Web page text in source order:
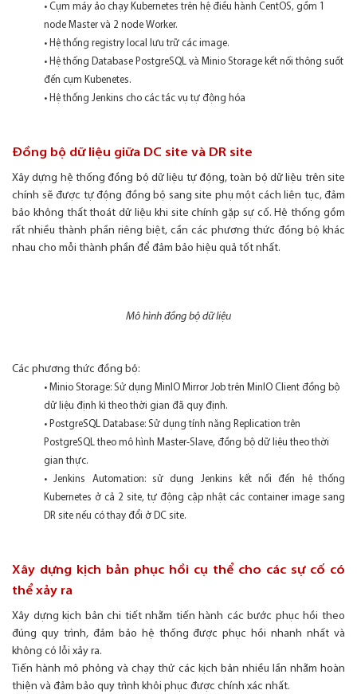
• Cụm máy ảo chạy Kubernetes trên hệ điều hành CentOS, gồm 1
node Master và 2 node Worker.
• Hệ thống registry local lưu trữ các image.
• Hệ thống Database PostgreSQL và Minio Storage kết nối thông suốt
đến cụm Kubenetes.
• Hệ thống Jenkins cho các tác vụ tự động hóa
Đồng bộ dữ liệu giữa DC site và DR site
Xây dựng hệ thống đồng bộ dữ liệu tự động, toàn bộ dữ liệu trên site
chính sẽ được tự động đồng bộ sang site phụ một cách liên tục, đảm
bảo không thất thoát dữ liệu khi site chính gặp sự cố. Hệ thống gồm
rất nhiều thành phần riêng biệt, cần các phương thức đồng bộ khác
nhau cho mỗi thành phần để đảm bảo hiệu quả tốt nhất.
Mô hình đồng bộ dữ liệu
Các phương thức đồng bộ:
• Minio Storage: Sử dụng MinIO Mirror Job trên MinIO Client đồng bộ
dữ liệu định kì theo thời gian đã quy định.
• PostgreSQL Database: Sử dụng tính năng Replication trên
PostgreSQL theo mô hình Master-Slave, đồng bộ dữ liệu theo thời
gian thực.
• Jenkins Automation: sử dụng Jenkins kết nối đến hệ thống
Kubernetes ở cả 2 site, tự động cập nhật các container image sang
DR site nếu có thay đổi ở DC site.
Xây dựng kịch bản phục hồi cụ thể cho các sự cố có
thể xảy ra
Xây dựng kịch bản chi tiết nhằm tiến hành các bước phục hồi theo
đúng quy trình, đảm bảo hệ thống được phục hồi nhanh nhất và
không có lỗi xảy ra.
Tiến hành mô phỏng và chạy thử các kịch bản nhiều lần nhằm hoàn
thiện và đảm bảo quy trình khôi phục được chính xác nhất.